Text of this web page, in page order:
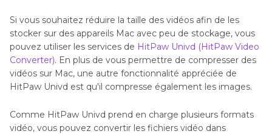
Conclusion
Si vous souhaitez réduire la taille des vidéos afin de les
stocker sur des appareils Mac avec peu de stockage, vous
pouvez utiliser les services de HitPaw Univd (HitPaw Video
Converter). En plus de vous permettre de compresser des
vidéos sur Mac, une autre fonctionnalité appréciée de
HitPaw Univd est qu'il compresse également les images.
Comme HitPaw Univd prend en charge plusieurs formats
vidéo, vous pouvez convertir les fichiers vidéo dans